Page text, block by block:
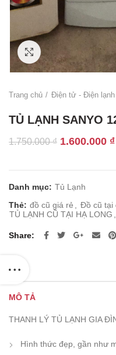
Click to enlarge
Trang chủ Điện tử - Điện lạnh
TỦ LẠNH SANYO
1.750.000₫ Giá
1.600.000 ₫
Danh mục: Tủ Lạnh
Thẻ: đồ cũ giá rẻ Đồ cũ tại
TỦ LẠNH CŨ TẠI HẠ LONG
Share
MÔ TẢ
THANH LÝ TỦ LẠNH GIA
Hình thức đẹp, gần như